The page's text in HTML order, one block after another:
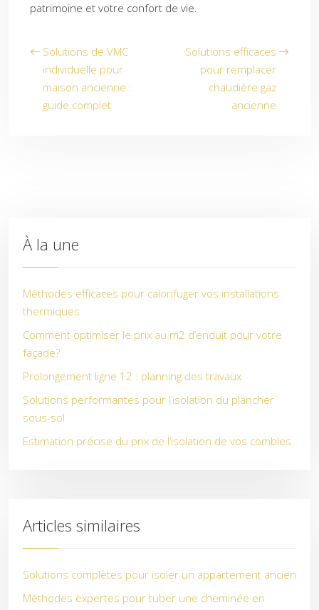
patrimoine et votre confort de vie.
Solutions de VMC
individuelle pour
maison ancienne :
guide complet
Solutions efficaces
pour remplacer
chaudière gaz
ancienne
À la une
Méthodes efficaces pour calorifuger vos installations
thermiques
Comment optimiser le prix au m2 d’enduit pour votre
façade?
Prolongement ligne 12 : planning des travaux
Solutions performantes pour l’isolation du plancher
sous-sol
Estimation précise du prix de l’isolation de vos combles
Articles similaires
Solutions complètes pour isoler un appartement ancien
Méthodes expertes pour tuber une cheminée en